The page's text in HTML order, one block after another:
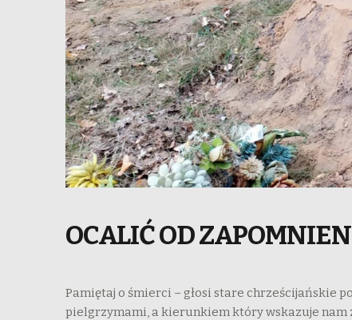
OCALIĆ OD
Pamiętaj o śmierci – głosi stare chrześcijańskie
pielgrzymami, a kierunkiem który wskazuje nam